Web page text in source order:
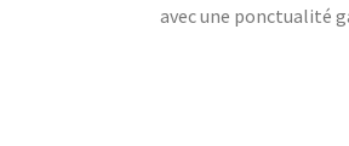
avec une ponctualité